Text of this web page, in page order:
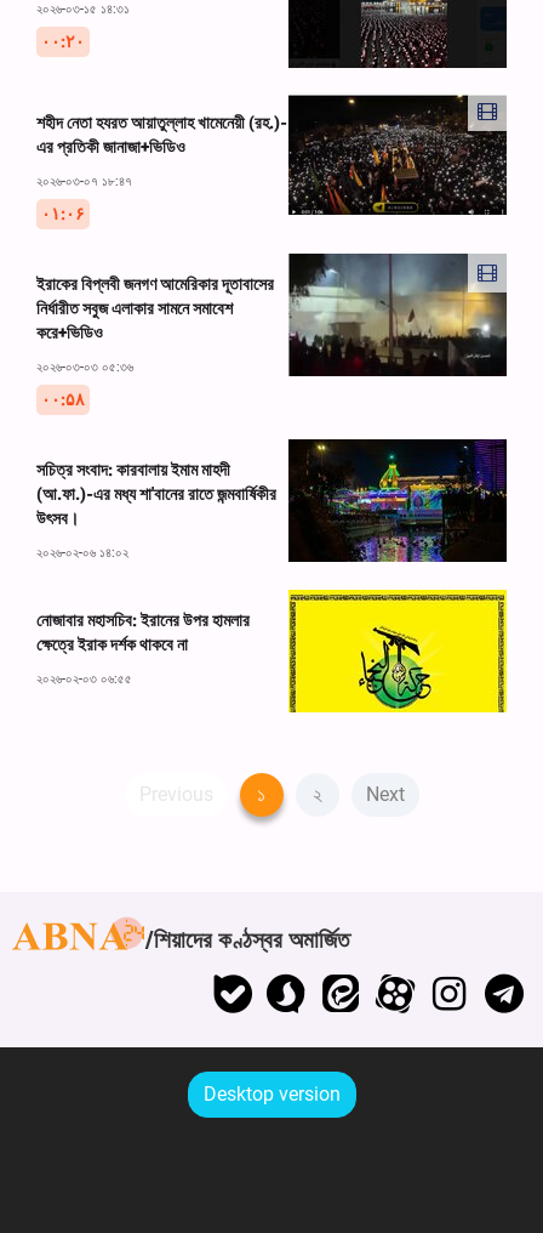
২০২৬-০৩-১৫ ১৪:৩১
۰۰:۲۰
শহীদ নেতা হযরত আয়াতুল্লাহ খামেনেয়ী (রহ.)-
এর প্রতিকী জানাজা+ভিডিও
২০২৬-০৩-০৭ ১৮:৪৭
۰۱:۰۶
ইরাকের বিপ্লবী জনগণ আমেরিকার দূতাবাসের
নির্ধারীত সবুজ এলাকার সামনে সমাবেশ
করে+ভিডিও
২০২৬-০৩-০৩ ০৫:৩৬
۰۰:۵۸
সচিত্র সংবাদ: কারবালায় ইমাম মাহদী
(আ.ফা.)-এর মধ্য শা'বানের রাতে জন্মবার্ষিকীর
উৎসব।
২০২৬-০২-০৬ ১৪:০২
নোজাবার মহাসচিব: ইরানের উপর হামলার
ক্ষেত্রে ইরাক দর্শক থাকবে না
২০২৬-০২-০৩ ০৬:৫৫
Previous ১ ২ Next
শিয়াদের কণ্ঠস্বর অমার্জিত
Desktop version